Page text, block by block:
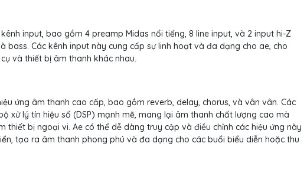
kênh input, bao gồm 4 preamp Midas nổi tiếng, 8 line input, và 2 input hi-Z
bass. Các kênh input này cung cấp sự linh hoạt và đa dạng cho ae, cho
và thiết bị âm thanh khác nhau.
ứng âm thanh cao cấp, bao gồm reverb, delay, chorus, và vân vân. Các
xử lý tín hiệu số (DSP) mạnh mẽ, mang lại âm thanh chất lượng cao mà
thiết bị ngoại vi. Ae có thể dễ dàng truy cập và điều chỉnh các hiệu ứng này
tạo ra âm thanh phong phú và đa dạng cho các buổi biểu diễn hoặc thu